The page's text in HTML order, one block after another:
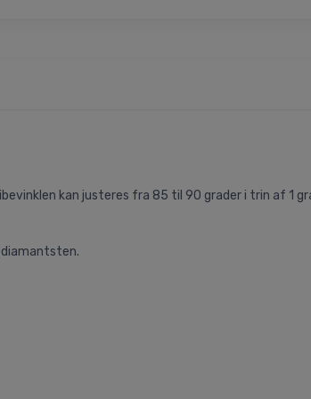
kan justeres fra 85 til 90 grader i trin af 1
diamantsten.